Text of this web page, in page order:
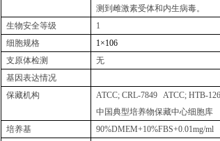
测到雌激素受体和内生病毒。
生物安全等级
1
细胞规格
1×106
支原体检测
无
基因表达情况
保藏机构
ATCC; CRL-7849 ATCC; HTB-
中国典型培养物保藏中心细胞库
培养基
90%DMEM+10%FBS+0.01mg/ml